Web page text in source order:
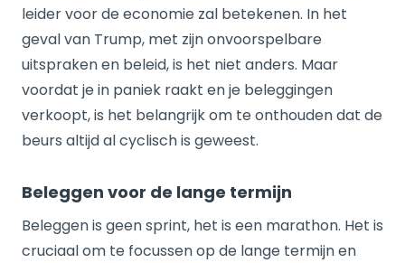
leider voor de economie zal betekenen. In het
geval van Trump, met zijn onvoorspelbare
uitspraken en beleid, is het niet anders. Maar
voordat je in paniek raakt en je beleggingen
verkoopt, is het belangrijk om te onthouden dat de
beurs altijd al cyclisch is geweest.
Beleggen voor de lange termijn
Beleggen is geen sprint, het is een marathon. Het is
cruciaal om te focussen op de lange termijn en